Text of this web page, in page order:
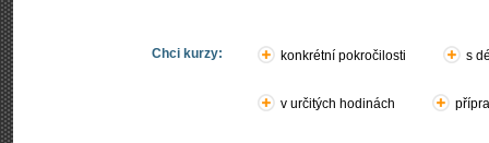
Chci kurzy: konkrétní pokročilosti s
v určitých hodinách